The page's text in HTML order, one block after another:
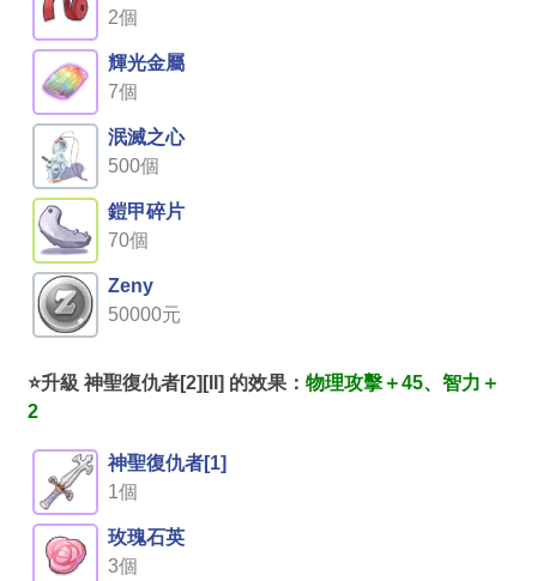
2個
輝光金屬
7個
泯滅之心
500個
鎧甲碎片
70個
Zeny
50000元
⭐升級 神聖復仇者[2][II] 的效果： 物理攻擊＋45、智力＋
2
神聖復仇者[1]
1個
玫瑰石英
3個